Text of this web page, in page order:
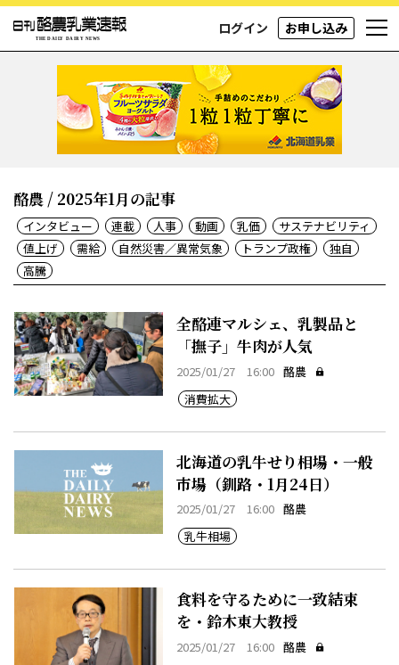
ログイン お申し込み
酪農 / 2025年1月の記事
インタビュー 連載 人事 動画 乳価
サステナビリティ
値上げ
需給 自然災害／異常気象 トランプ政権
独自
高騰
全酪連マルシェ、乳製品と
「撫子」牛肉が人気
2025/01/27 16:00 酪農
消費拡大
北海道の乳牛せり相場・一般
市場（釧路・1月24日）
2025/01/27 16:00 酪農
乳牛相場
食料を守るために一致結束
を・鈴木東大教授
2025/01/27 16:00 酪農